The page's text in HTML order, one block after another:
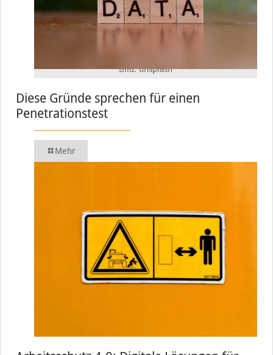
Bild: unsplash
Diese Gründe sprechen für einen
Penetrationstest
Mehr